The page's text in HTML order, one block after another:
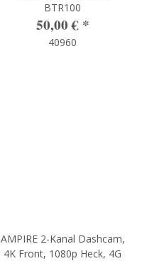
BTR100
50,00 € *
40960
AMPIRE 2-Kanal Dashcam,
4K Front, 1080p Heck, 4G